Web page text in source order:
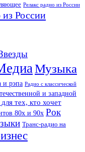
Релакс радио из России
из России
Музыка
и рэпа Радио с классической
и западной
тех, кто хочет
80х и 90х Рок
Транс-радио на